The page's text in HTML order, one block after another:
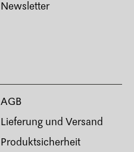
Newsletter
AGB
Lieferung und Versand
Produktsicherheit